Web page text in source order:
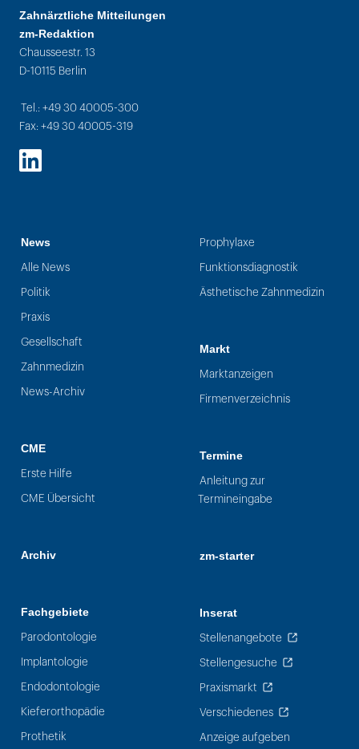
Zahnärztliche Mitteilungen
zm-Redaktion
Chausseestr. 13
D-10115 Berlin
Tel.: +49 30 40005-300
Fax: +49 30 40005-319
LinkedIn
News
Alle News
Politik
Praxis
Gesellschaft
Zahnmedizin
News-Archiv
CME
Erste Hilfe
CME Übersicht
Archiv
Fachgebiete
Parodontologie
Implantologie
Endodontologie
Kieferorthopädie
Prothetik
Prophylaxe
Funktionsdiagnostik
Ästhetische Zahnmedizin
Markt
Marktanzeigen
Firmenverzeichnis
Termine
Anleitung zur
Termineingabe
zm-starter
Inserat
Stellenangebote
Stellengesuche
Praxismarkt
Verschiedenes
Anzeige aufgeben